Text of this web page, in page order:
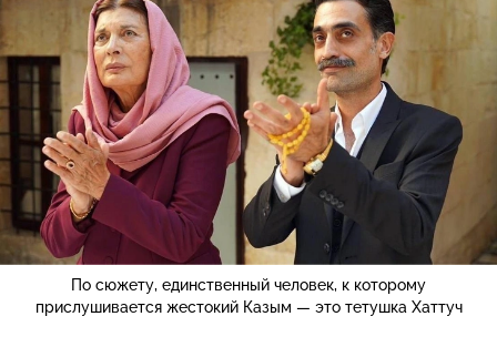
По сюжету, единственный человек, к которому
прислушивается жестокий Казым — это тетушка Хаттуч